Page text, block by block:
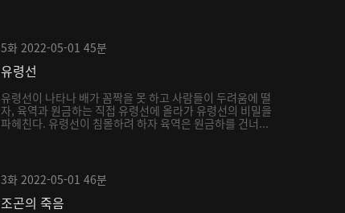
5화 2022-05-01 45분
유령선
유령선이 나타나 배가 꼼짝을 못 하고 사람들이 두려움에 떨
자, 육역과 원금하는 직접 유령선에 올라가 유령선의 비밀을
파헤친다. 유령선이 침몰하려 하자 육역은 원금하를 건너...
3화 2022-05-01 46분
조곤의 죽음